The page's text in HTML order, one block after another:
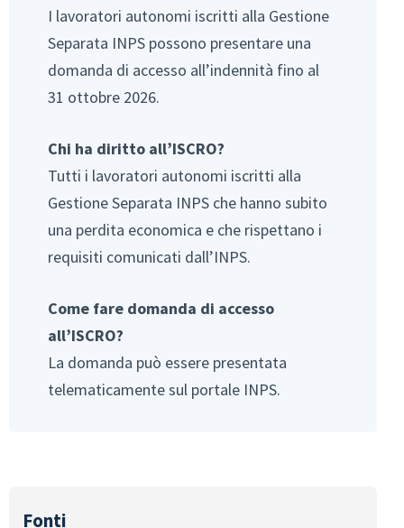
I lavoratori autonomi iscritti alla Gestione
Separata INPS possono presentare una
domanda di accesso all’indennità fino al
31 ottobre 2026.
Chi ha diritto all’ISCRO?
Tutti i lavoratori autonomi iscritti alla
Gestione Separata INPS che hanno subito
una perdita economica e che rispettano i
requisiti comunicati dall’INPS.
Come fare domanda di accesso
all’ISCRO?
La domanda può essere presentata
telematicamente sul portale INPS.